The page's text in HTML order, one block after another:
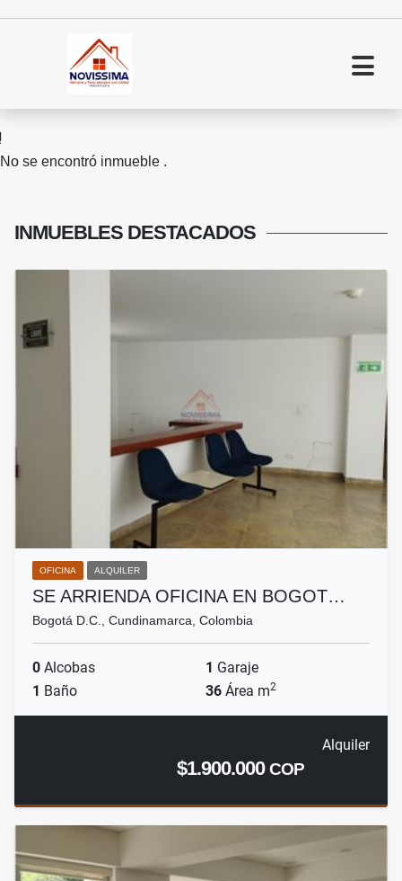
No se encontró inmueble .
INMUEBLES DESTACADOS
OFICINA ALQUILER
SE ARRIENDA OFICINA EN BOGOT…
Bogotá D.C., Cundinamarca, Colombia
0 Alcobas 1 Garaje
1 Baño 36 Área m2
Alquiler
$1.900.000COP